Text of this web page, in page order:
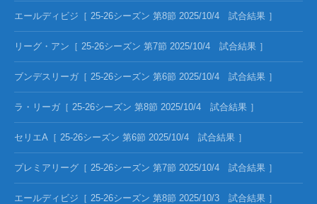
エールディビジ［ 25-26シーズン 第8節 2025/10/4 試合結果 ］
リーグ・アン［ 25-26シーズン 第7節 2025/10/4 試合結果 ］
ブンデスリーガ［ 25-26シーズン 第6節 2025/10/4 試合結果 ］
ラ・リーガ［ 25-26シーズン 第8節 2025/10/4 試合結果 ］
セリエA［ 25-26シーズン 第6節 2025/10/4 試合結果 ］
プレミアリーグ［ 25-26シーズン 第7節 2025/10/4 試合結果 ］
エールディビジ［ 25-26シーズン 第8節 2025/10/3 試合結果 ］